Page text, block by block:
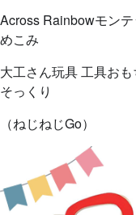
Across Rainbowモン
めこみ
大工さん玩具 工具お
そっくり
（ねじねじGo）